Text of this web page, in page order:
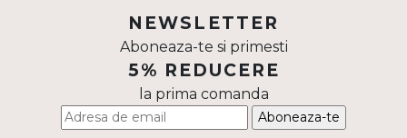
NEWSLETTER
Aboneaza-te si primesti
5% REDUCERE
la prima comanda
Aboneaza-te